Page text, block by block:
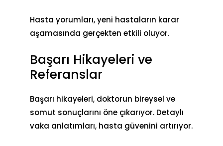
Hasta yorumları, yeni hastaların karar
aşamasında gerçekten etkili oluyor.
Başarı Hikayeleri ve
Referanslar
Başarı hikayeleri, doktorun bireysel ve
somut sonuçlarını öne çıkarıyor. Detaylı
vaka anlatımları, hasta güvenini artırıyor.